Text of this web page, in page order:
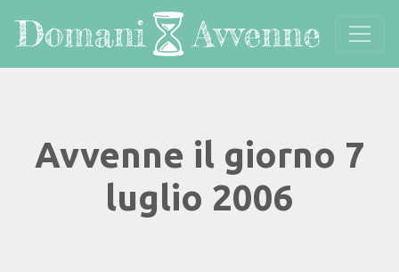
Avvenne il giorno 7
luglio 2006